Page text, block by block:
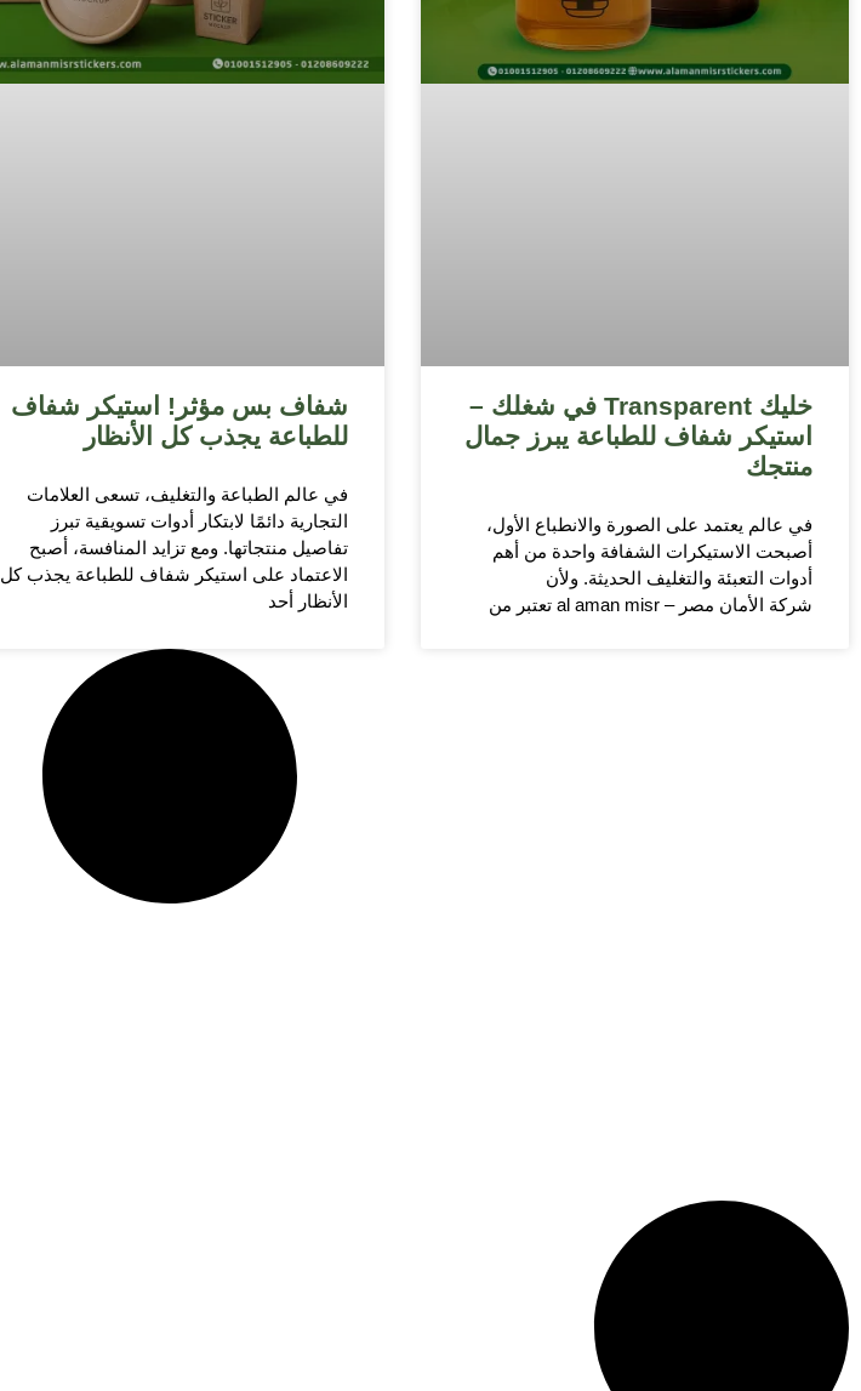
خليك Transparent في شغلك –
استيكر شفاف للطباعة يبرز جمال
منتجك
في عالم يعتمد على الصورة والانطباع الأول،
أصبحت الاستيكرات الشفافة واحدة من أهم
أدوات التعبئة والتغليف الحديثة. ولأن
شركة الأمان مصر – al aman misr تعتبر من
شفاف بس مؤثر! استيكر شفاف
للطباعة يجذب كل الأنظار
في عالم الطباعة والتغليف، تسعى العلامات
التجارية دائمًا لابتكار أدوات تسويقية تبرز
تفاصيل منتجاتها. ومع تزايد المنافسة، أصبح
الاعتماد على استيكر شفاف للطباعة يجذب كل
الأنظار أحد